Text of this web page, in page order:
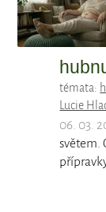
témata:
Lucie
06. 03.
světem.